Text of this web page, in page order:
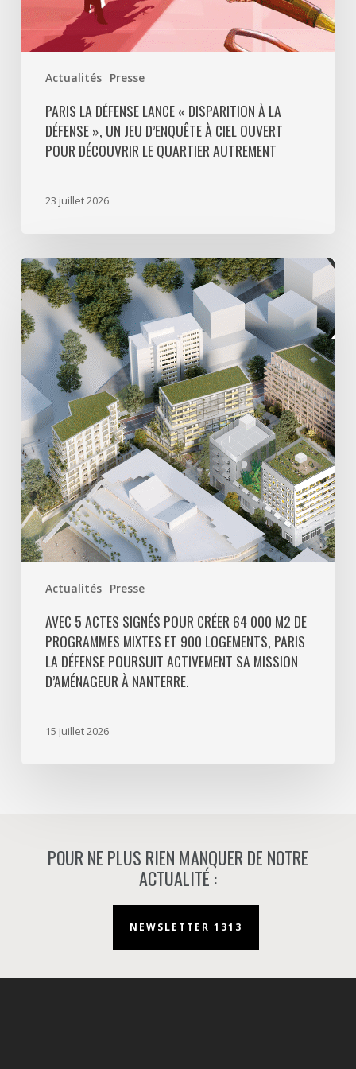
Actualités Presse
d’enquête
à
ciel
découvrir
quartier
PARIS LA DÉFENSE LANCE « DISPARITION À LA
DÉFENSE », UN JEU D’ENQUÊTE À CIEL OUVERT
POUR DÉCOUVRIR LE QUARTIER AUTREMENT
23 juillet 2026
Actualités Presse
Avec
5
actes
signés
pour
créer
000
m2
de
programmes
mixtes
et
900
logements,
Défense
poursuit
activement
AVEC 5 ACTES SIGNÉS POUR CRÉER 64 000 M2 DE
PROGRAMMES MIXTES ET 900 LOGEMENTS, PARIS
LA DÉFENSE POURSUIT ACTIVEMENT SA MISSION
D’AMÉNAGEUR À NANTERRE.
15 juillet 2026
POUR NE PLUS RIEN MANQUER DE NOTRE
ACTUALITÉ :
NEWSLETTER 1313